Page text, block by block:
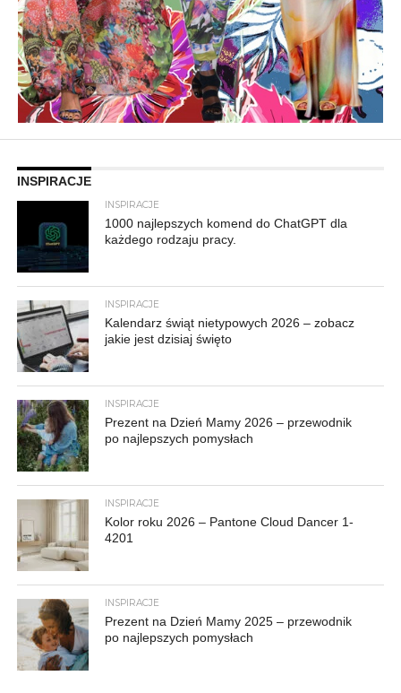
INSPIRACJE
INSPIRACJE
1000 najlepszych komend do ChatGPT dla
każdego rodzaju pracy.
INSPIRACJE
Kalendarz świąt nietypowych 2026 – zobacz
jakie jest dzisiaj święto
INSPIRACJE
Prezent na Dzień Mamy 2026 – przewodnik
po najlepszych pomysłach
INSPIRACJE
Kolor roku 2026 – Pantone Cloud Dancer 1-
4201
INSPIRACJE
Prezent na Dzień Mamy 2025 – przewodnik
po najlepszych pomysłach